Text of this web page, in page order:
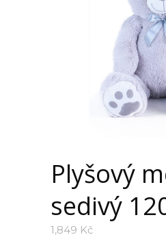
Plyšový
sedivý
1,849 Kč